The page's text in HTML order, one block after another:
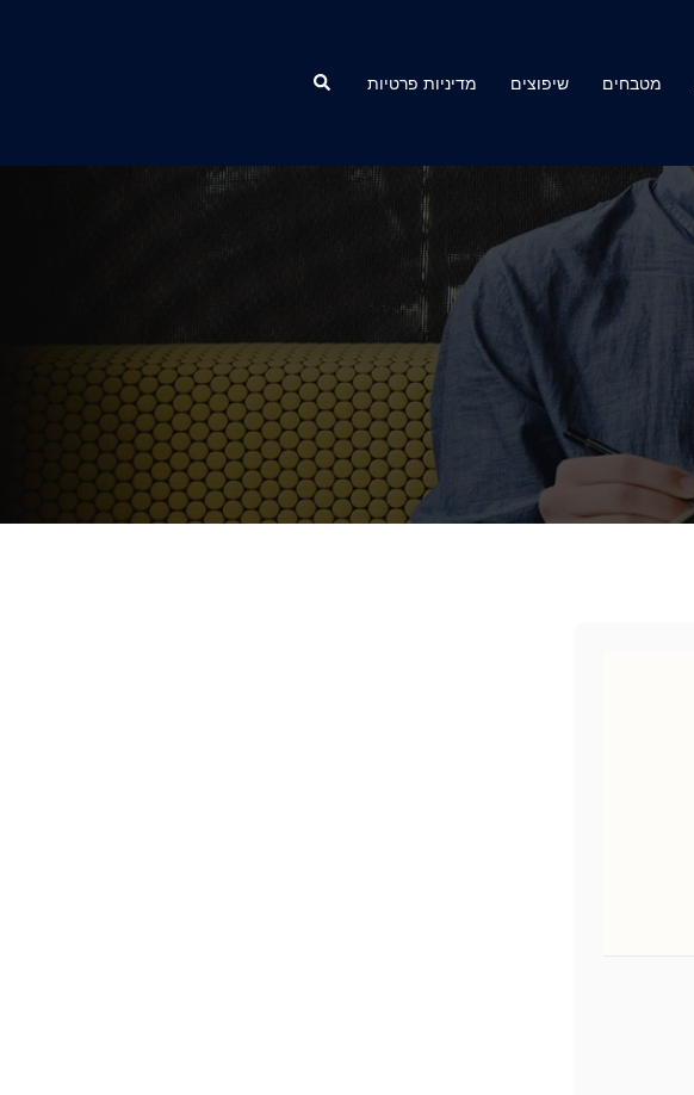
מטבחים שיפוצים מדיניות פרטיות Search